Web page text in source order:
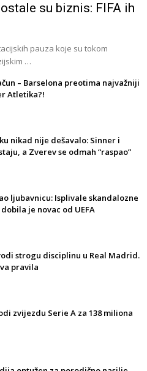
su biznis: FIFA ih
pauza koje su tokom
…
– Barselona preotima najvažniji
Atletika?!
nikad nije dešavalo: Sinner i
a Zverev se odmah “raspao”
ljubavnicu: Isplivale skandalozne
je novac od UEFA
strogu disciplinu u Real Madrid.
pravila
zvijezdu Serie A za 138 miliona